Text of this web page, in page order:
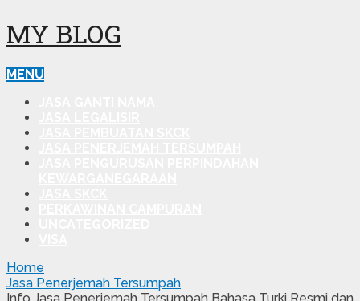
MY BLOG
MENU
Home
Jasa Penerjemah Tersumpah